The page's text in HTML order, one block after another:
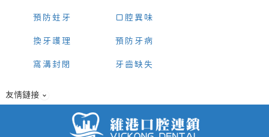
預防蛀牙
換牙護理
窩溝封閉
口腔異味
預防牙病
牙齒缺失
友情鏈接